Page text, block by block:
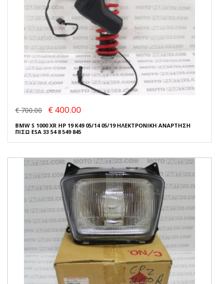
€ 700.00 € 400.00
BMW S 1000 XR HP 19 K49 05/14 05/19 ΗΛΕΚΤΡΟΝΙΚΗ ΑΝΑΡΤΗΣΗ
ΠΙΣΩ ESA 33 54 8 549 845